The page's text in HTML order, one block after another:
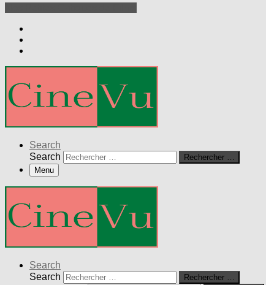
Search
Search
Rechercher …
Menu
Search
Search
Rechercher …